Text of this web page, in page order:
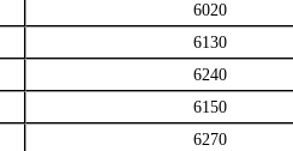
6020
6130
6240
6150
6270